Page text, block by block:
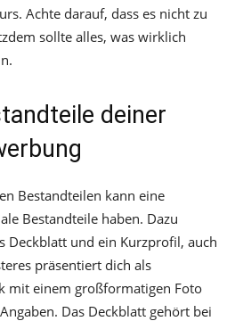
Achte darauf, dass es nicht zu
sollte alles, was wirklich
deiner
Bestandteilen kann eine
Bestandteile haben. Dazu
Deckblatt und ein Kurzprofil, auch
präsentiert dich als
mit einem großformatigen Foto
Das Deckblatt gehört bei